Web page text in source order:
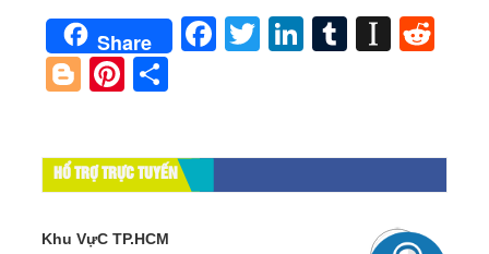
Share Facebook
TwitterLinkedIn
Tumblr
BloggerPinterest
HỔ TRỢ TRỰC TUYẾN
Khu VựC TP.HCM